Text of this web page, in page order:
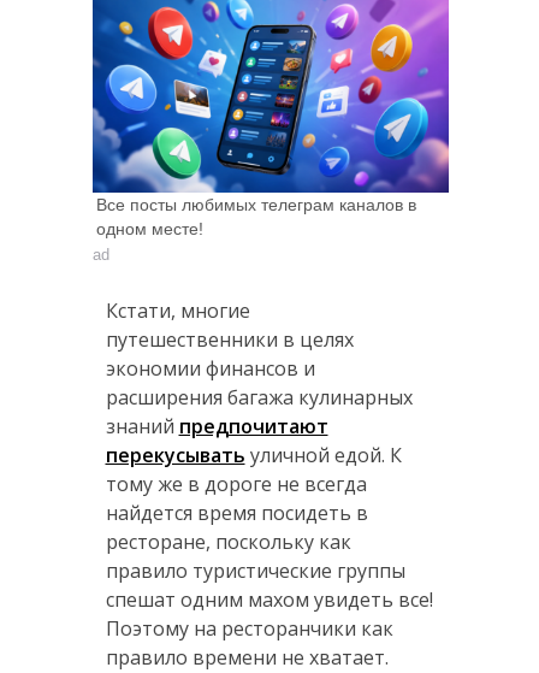
Все посты любимых телеграм каналов в
одном месте!
ad
Кстати, многие
путешественники в целях
экономии финансов и
расширения багажа кулинарных
знаний предпочитают
перекусывать уличной едой. К
тому же в дороге не всегда
найдется время посидеть в
ресторане, поскольку как
правило туристические группы
спешат одним махом увидеть все!
Поэтому на ресторанчики как
правило времени не хватает.